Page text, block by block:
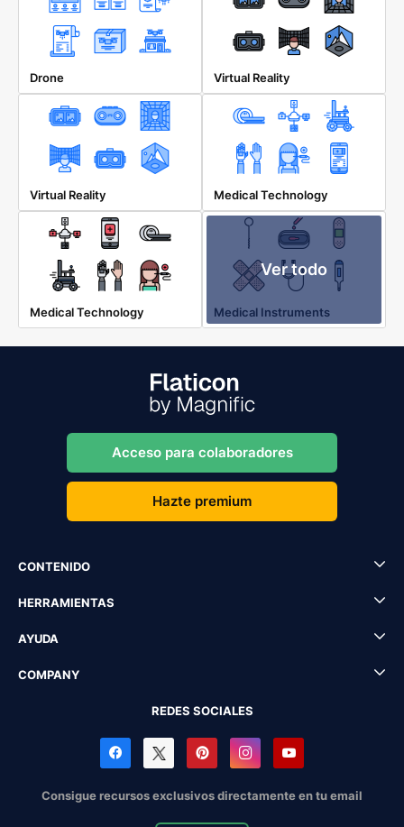
Drone Virtual Reality
Virtual Reality Medical Technology
Medical Technology
Ver todo
Medical Instruments
Acceso para colaboradores
Hazte premium
CONTENIDO
HERRAMIENTAS
AYUDA
COMPANY
REDES SOCIALES
Consigue recursos exclusivos directamente en tu email